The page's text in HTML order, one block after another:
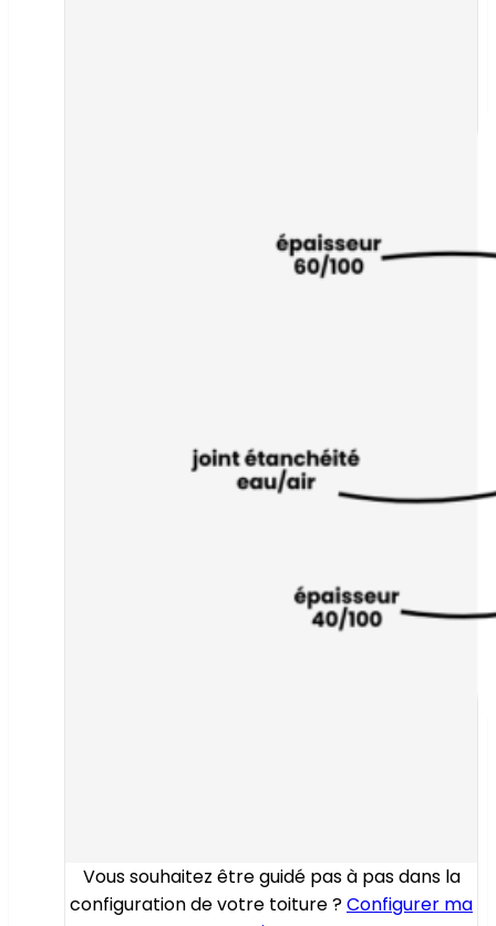
Vous souhaitez être guidé pas à pas dans la
configuration de votre toiture ?Configurer ma